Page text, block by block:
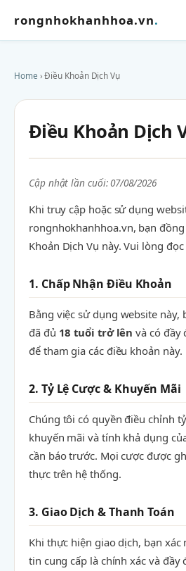
rongnhokhanhhoa.vn.
Home › Điều Khoản Dịch Vụ
Điều Khoản Dịch
Cập nhật lần cuối: 07/08/2026
Khi truy cập hoặc sử dụng
rongnhokhanhhoa.vn, bạn
Khoản Dịch Vụ này. Vui lòng đọc
1. Chấp Nhận Điều Khoản
Bằng việc sử dụng website này,
đã đủ 18 tuổi trở lên và có đầy
để tham gia các điều khoản này.
2. Tỷ Lệ Cược & Khuyến Mãi
Chúng tôi có quyền điều chỉnh
khuyến mãi và tính khả dụng
cần báo trước. Mọi cược được
thực trên hệ thống.
3. Giao Dịch & Thanh Toán
Khi thực hiện giao dịch, bạn
tin cung cấp là chính xác và đầy